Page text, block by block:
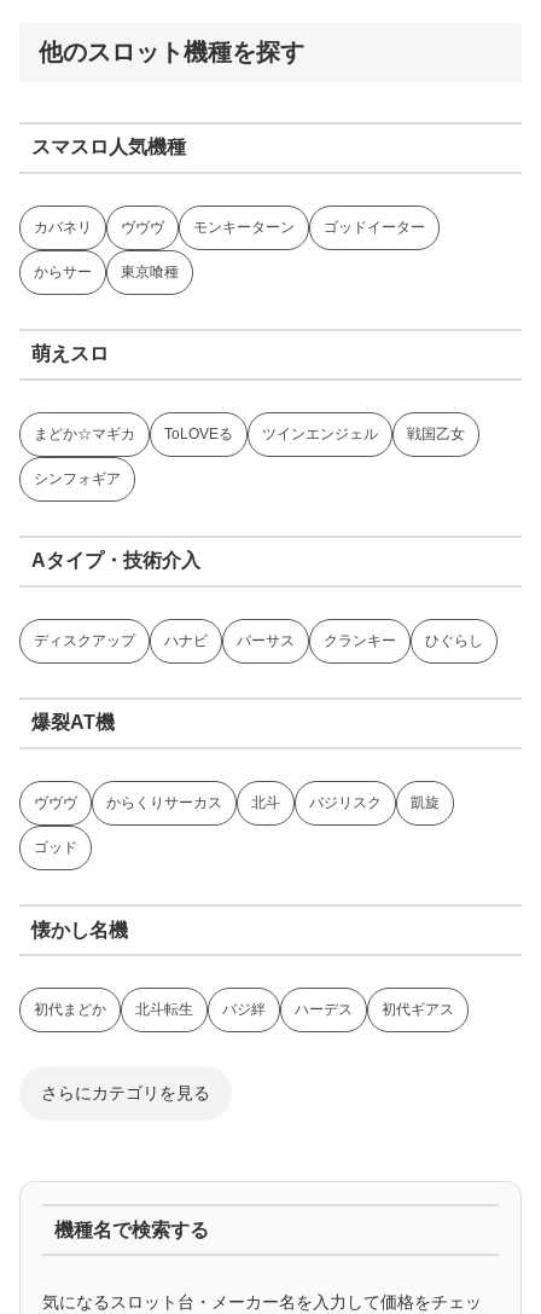
他のスロット機種を探す
スマスロ人気機種
カバネリ ヴヴヴ モンキーターン ゴッドイーター
からサー 東京喰種
萌えスロ
まどか☆マギカ ToLOVEる ツインエンジェル 戦国乙女
シンフォギア
Aタイプ・技術介入
ディスクアップ ハナビ バーサス クランキー ひぐらし
爆裂AT機
ヴヴヴ からくりサーカス 北斗 バジリスク 凱旋
ゴッド
懐かし名機
初代まどか 北斗転生 バジ絆 ハーデス 初代ギアス
さらにカテゴリを見る
マイジャグ ファンキー アイム ゴージャグ ハッピー
機種名で検索する
気になるスロット台・メーカー名を入力して価格をチェッ